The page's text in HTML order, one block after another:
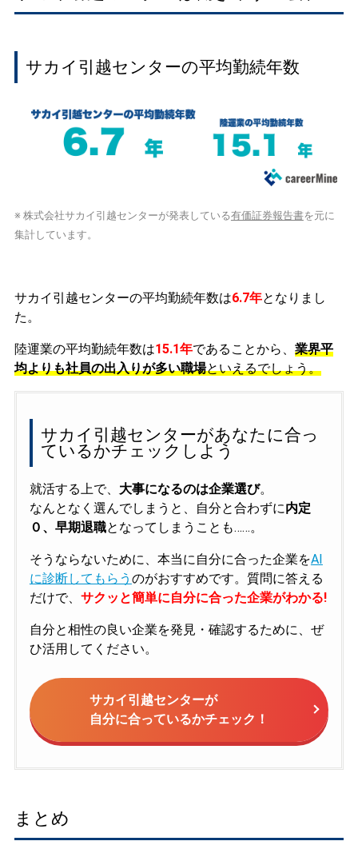
サカイ引越センターの平均勤続年数
※ 株式会社サカイ引越センターが発表している有価証券報告書を元に
集計しています。
サカイ引越センターの平均勤続年数は6.7年となりまし
た。
陸運業の平均勤続年数は15.1年であることから、 業界平
均よりも社員の出入りが多い職場といえるでしょう。
サカイ引越センターがあなたに合っ
ているかチェックしよう
就活する上で、 大事になるのは企業選び。
なんとなく選んでしまうと、自分と合わずに内定
０、早期退職となってしまうことも……。
そうならないために、本当に自分に合った企業をAI
に診断してもらう のがおすすめです。質問に答える
だけで、 サクッと簡単に自分に合った企業がわかる!
自分と相性の良い企業を発見・確認するために、ぜ
ひ活用してください。
サカイ引越センターが
自分に合っているかチェック！
まとめ